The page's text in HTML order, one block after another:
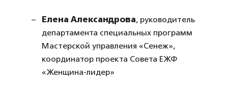
Елена Александрова, руководитель
департамента специальных программ
Мастерской управления «Сенеж»,
координатор проекта Совета ЕЖФ
«Женщина-лидер»